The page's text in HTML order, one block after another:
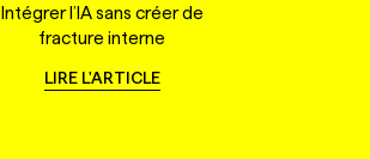
Intégrer l’IA sans créer de
fracture interne
LIRE L'ARTICLE